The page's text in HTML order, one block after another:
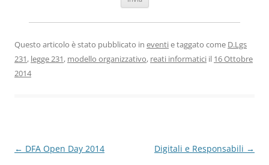
Questo articolo è stato pubblicato in eventie taggato come D.Lgs
231, legge 231, modello organizzativo, reati informatici il 16 Ottobre
2014
Navigazione
← DFA Open Day 2014 Digitali e Responsabili →